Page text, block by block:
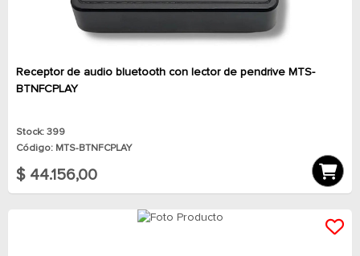
Receptor de audio bluetooth con lector de pendrive MTS-
BTNFCPLAY
Stock: 399
Código: MTS-BTNFCPLAY
$ 44.156,00